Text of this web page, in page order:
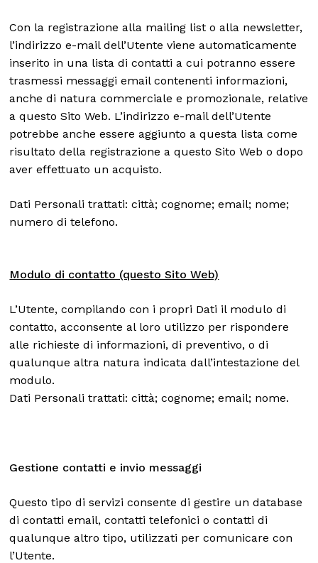
Con la registrazione alla mailing list o alla newsletter,
l’indirizzo e-mail dell’Utente viene automaticamente
inserito in una lista di contatti a cui potranno essere
trasmessi messaggi email contenenti informazioni,
anche di natura commerciale e promozionale, relative
a questo Sito Web. L’indirizzo e-mail dell’Utente
potrebbe anche essere aggiunto a questa lista come
risultato della registrazione a questo Sito Web o dopo
aver effettuato un acquisto.
Dati Personali trattati: città; cognome; email; nome;
numero di telefono.
Modulo di contatto (questo Sito Web)
L’Utente, compilando con i propri Dati il modulo di
contatto, acconsente al loro utilizzo per rispondere
alle richieste di informazioni, di preventivo, o di
qualunque altra natura indicata dall’intestazione del
modulo.
Dati Personali trattati: città; cognome; email; nome.
Gestione contatti e invio messaggi
Questo tipo di servizi consente di gestire un database
di contatti email, contatti telefonici o contatti di
qualunque altro tipo, utilizzati per comunicare con
l’Utente.